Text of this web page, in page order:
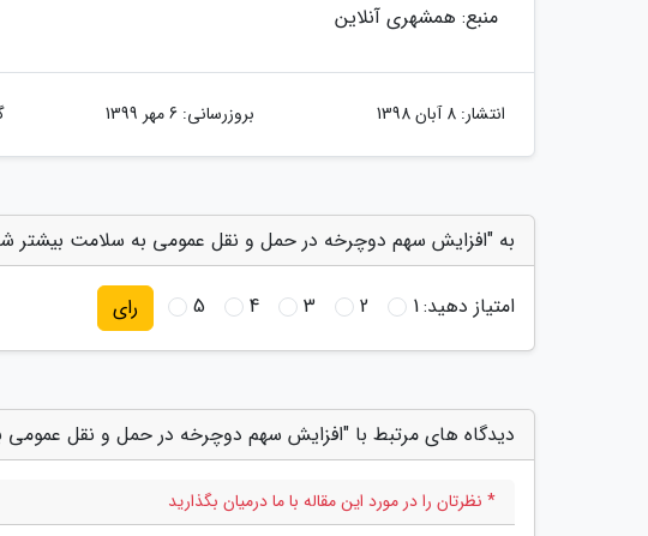
منبع: همشهری آنلاین
انتشار: 8 آبان 1398 بروزرسانی: 6 مهر 1399
به "افزایش سهم دوچرخه در حمل و نقل عمومی به سلامت بیشتر
امتیاز دهید:1
2
3
4
5 رای
دیدگاه های مرتبط با "افزایش سهم دوچرخه در حمل و نقل
* نظرتان را در مورد این مقاله با ما درمیان بگذارید